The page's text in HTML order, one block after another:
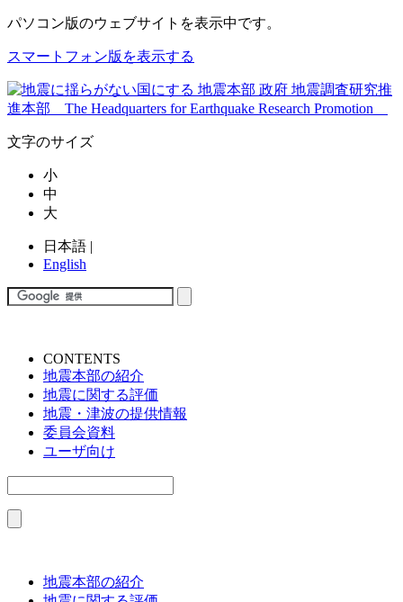
パソコン版のウェブサイトを表示中です。
スマートフォン版を表示する
文字のサイズ
小
中
大
日本語 |
English
CONTENTS
地震本部の紹介
地震に関する評価
地震・津波の提供情報
委員会資料
ユーザ向け
地震本部の紹介